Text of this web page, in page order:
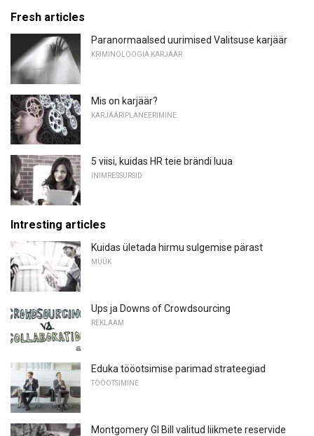
Fresh articles
Paranormaalsed uurimised Valitsuse karjäär
KRIMINOLOOGIA KARJÄÄR
Mis on karjäär?
KARJÄÄRIPLANEERIMINE
5 viisi, kuidas HR teie brändi luua
INIMRESSURSID
Intresting articles
Kuidas ületada hirmu sulgemise pärast
MÜÜK
Ups ja Downs of Crowdsourcing
REKLAAM
Eduka tööotsimise parimad strateegiad
TÖÖOTSIMINE
Montgomery GI Bill valitud liikmete reservide